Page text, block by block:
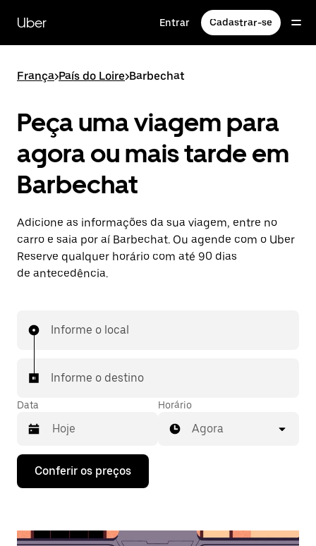
para
conteúdo
Uber Entrar Cadastrar-se
França>País do Loire>Barbechat
Peça uma viagem para
agora ou mais tarde em
Barbechat
Adicione as informações da sua viagem, entre no
carro e saia por aí Barbechat. Ou agende com o Uber
Reserve qualquer horário com até 90 dias
de antecedência.
Informe o local
Informe o destino
Data
Pressione
seta
interagir
Horário
Agora
Conferir os preços